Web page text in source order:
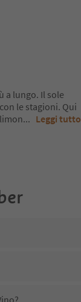
a lungo. Il sole
le stagioni. Qui
... Leggi tutto